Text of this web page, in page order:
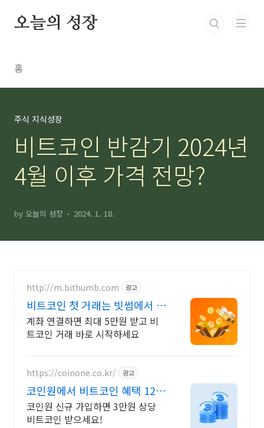
오늘의 성장
홈
주식 지식성장
비트코인 반감기 2024년
4월 이후 가격 전망?
by 오늘의 성장 2024. 1. 18.
http://m.bithumb.com 광고
비트코인 첫 거래는 빗썸에서 신
규 가입 시 5만원 혜택
계좌 연결하면 최대 5만원 받고 비
트코인 거래 바로 시작하세요
https://coinone.co.kr/ 광고
코인원에서 비트코인 혜택 12년
무사고 거래소
코인원 신규 가입하면 3만원 상당
비트코인 받으세요!